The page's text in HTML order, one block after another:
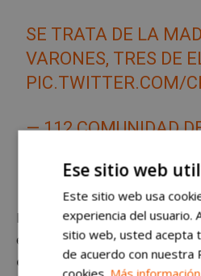
SE TRATA DE LA
VARONES, TRES DE
PIC.TWITTER.COM/
— 112 COMUNIDAD
Desde el pasado lunes, la
encuentra con lasituación
emergencia del Plan de
Ese sitio web
Este sitio web usa
experiencia del usuario.
sitio web, usted acepta
de acuerdo con nuestra